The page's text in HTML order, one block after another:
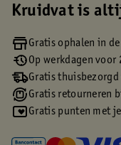
Kruidvat is
Gratis ophalen in
Op werkdagen
Gratis
Gratis retourneren
Gratis punten met